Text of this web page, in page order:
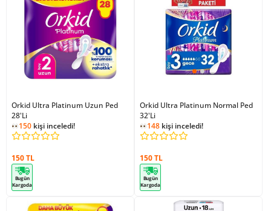
Orkid Ultra Platinum Uzun Ped
28'Li
150 kişi inceledi!
150 TL
Bugün
Kargoda
Orkid Ultra Platinum Normal Ped
32'Li
148 kişi inceledi!
150 TL
Bugün
Kargoda